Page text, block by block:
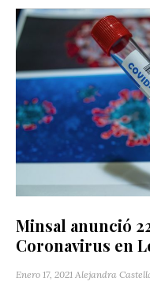
Minsal anunció
Coronavirus en
Enero 17, 2021 Alejandra